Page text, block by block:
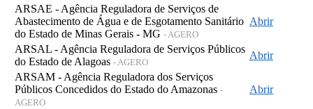
ARSAE - Agência Reguladora de Serviços de
Abastecimento de Água e de Esgotamento Sanitário
do Estado de Minas Gerais - MG - AGERO
Abrir
ARSAL - Agência Reguladora de Serviços Públicos
do Estado de Alagoas - AGERO
Abrir
ARSAM - Agência Reguladora dos Serviços
Públicos Concedidos do Estado do Amazonas -
AGERO
Abrir